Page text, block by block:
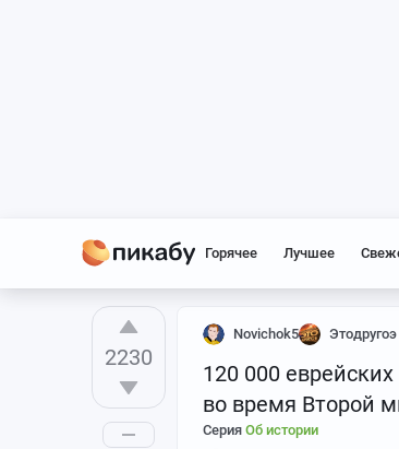
Горячее Лучшее
2230
Novichok5 Этодругоэ
120 000
во время Второй
Серия Об истории